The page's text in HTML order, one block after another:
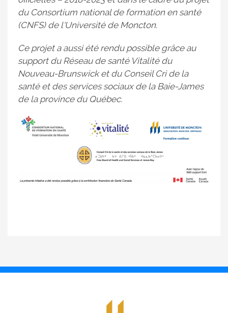
du Consortium national de formation en santé
(CNFS) de l'Université de Moncton.
Ce projet a aussi été rendu possible grâce au
support du Réseau de santé Vitalité du
Nouveau-Brunswick et du Conseil Cri de la
santé et des services sociaux de la Baie-James
de la province du Québec.